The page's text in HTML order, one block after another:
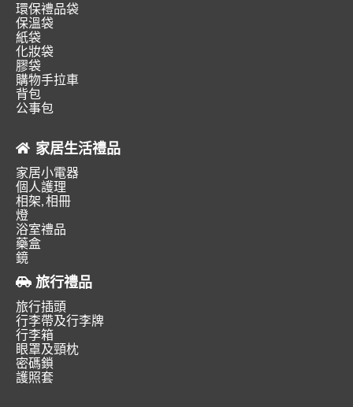
環保禮品袋
保溫袋
紙袋
化妝袋
膠袋
購物手拉車
背包
公事包
家居生活禮品
家居小電器
個人護理
相架, 相冊
燈
浴室禮品
藥盒
鏡
旅行禮品
旅行插頭
行李帶及行李牌
行李箱
眼罩及頸枕
密碼鎖
護照套